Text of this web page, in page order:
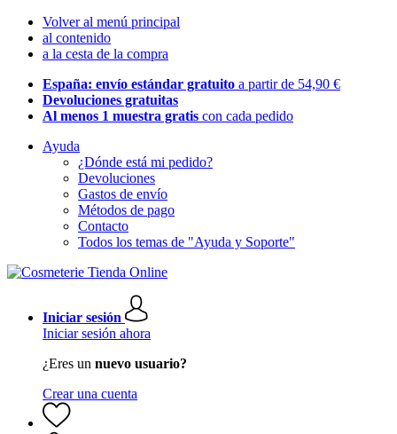
Volver al menú principal
al contenido
a la cesta de la compra
España: envío estándar gratuito a partir de 54,90 €
Devoluciones gratuitas
Al menos 1 muestra gratis con cada pedido
Ayuda
¿Dónde está mi pedido?
Devoluciones
Gastos de envío
Métodos de pago
Contacto
Todos los temas de "Ayuda y Soporte"
Iniciar sesión
Iniciar sesión ahora
¿Eres un nuevo usuario?
Crear una cuenta